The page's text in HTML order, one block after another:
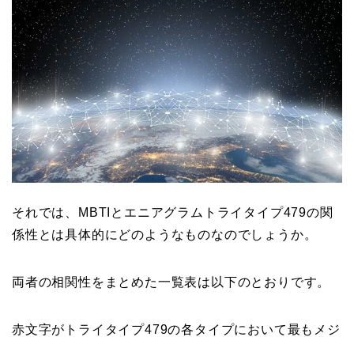
それでは、MBTIとエニアグラムトライタイプ479の関
係性とは具体的にどのようなものなのでしょうか。
両者の相関性をまとめた一覧表は以下のとおりです。
赤文字がトライタイプ479の各タイプにおいて最もメジ